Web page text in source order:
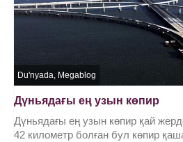
Du'nyada, Megablog
Дүньядағы ең узын көпир
Дүньядағы ең узын көпир қай
42 километр болған бул көпир